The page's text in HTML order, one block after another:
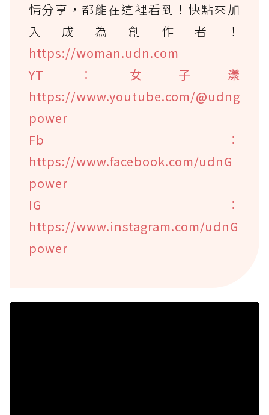
情分享，都能在這裡看到！快點來加
入成為創作者！
https://woman.udn.com
YT：女子漾
https://www.youtube.com/@udng
power
Fb：
https://www.facebook.com/udnG
power
IG：
https://www.instagram.com/udnG
power